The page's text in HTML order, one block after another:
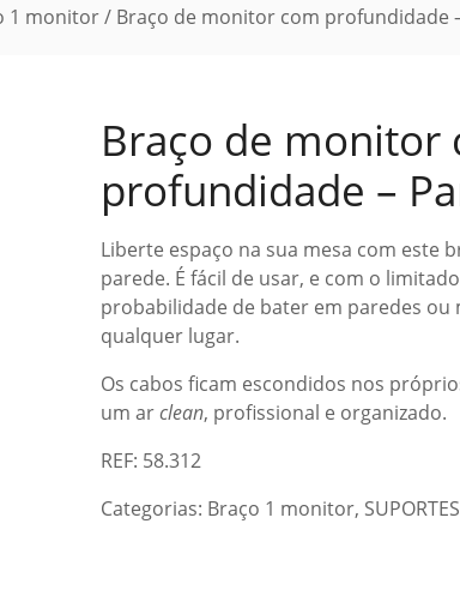
1 monitor/ Braço de monitor com profundidade
Braço de monitor
profundidade –
Liberte espaço na sua mesa com este
parede. É fácil de usar, e com o
probabilidade de bater em paredes ou
qualquer lugar.
Os cabos ficam escondidos nos
um arclean, profissional e organizado.
REF: 58.312
Categorias: Braço 1 monitor,